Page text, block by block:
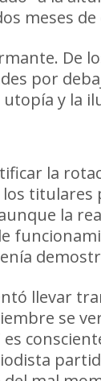
meses
De
por
y la
la
titulares
la
llevar
se